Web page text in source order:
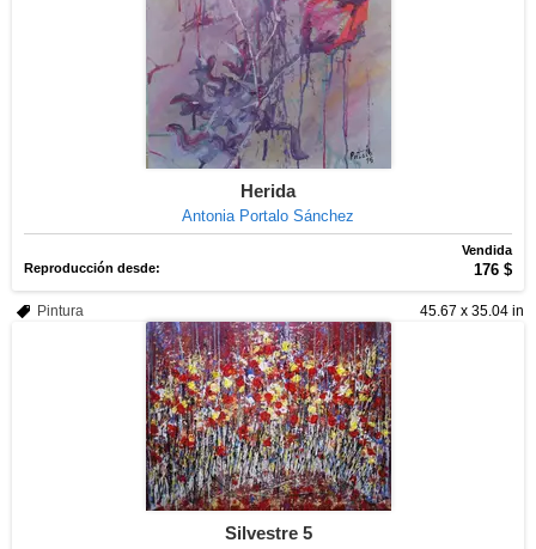
Herida
Antonia Portalo Sánchez
Vendida
Reproducción desde:
176 $
45.67 x 35.04 in
Pintura
Silvestre 5